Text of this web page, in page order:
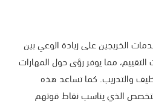
الخريجين على زيادة الوعي بين
التقييم، مما يوفر رؤى حول المهارات
والتدريب. كما تساعد هذه
الذي يناسب نقاط قوتهم